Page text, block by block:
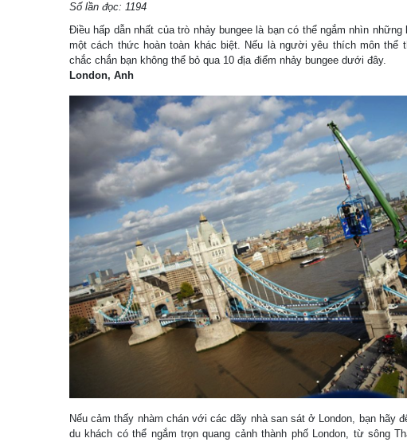
Số lần đọc: 1194
Điều hấp dẫn nhất của trò nhảy bungee là bạn có thể ngắm nhìn
một cách thức hoàn toàn khác biệt. Nếu là người yêu thích môn thể
chắc chắn bạn không thể bỏ qua 10 địa điểm nhảy bungee dưới đây.
London, Anh
Nếu cảm thấy nhàm chán với các dãy nhà san sát ở London, bạn hãy
du khách có thể ngắm trọn quang cảnh thành phố London, từ sông